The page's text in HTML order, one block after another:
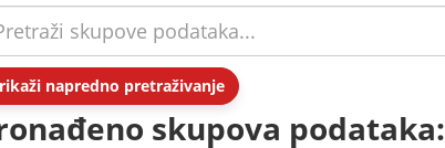
napredno pretraživanje
skupova podataka: